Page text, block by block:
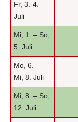
Fr, 3.-4.
Juli
Mi, 1. – So,
5. Juli
Mo, 6. –
Mi, 8. Juli
Mi, 8. – So,
12. Juli